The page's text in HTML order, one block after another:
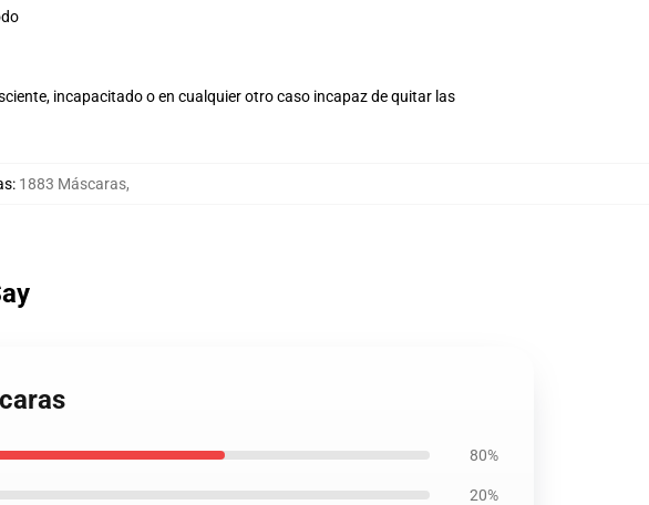
incapacitado o en cualquier otro caso incapaz de quitar las
: 1883 Máscaras,
80%
20%